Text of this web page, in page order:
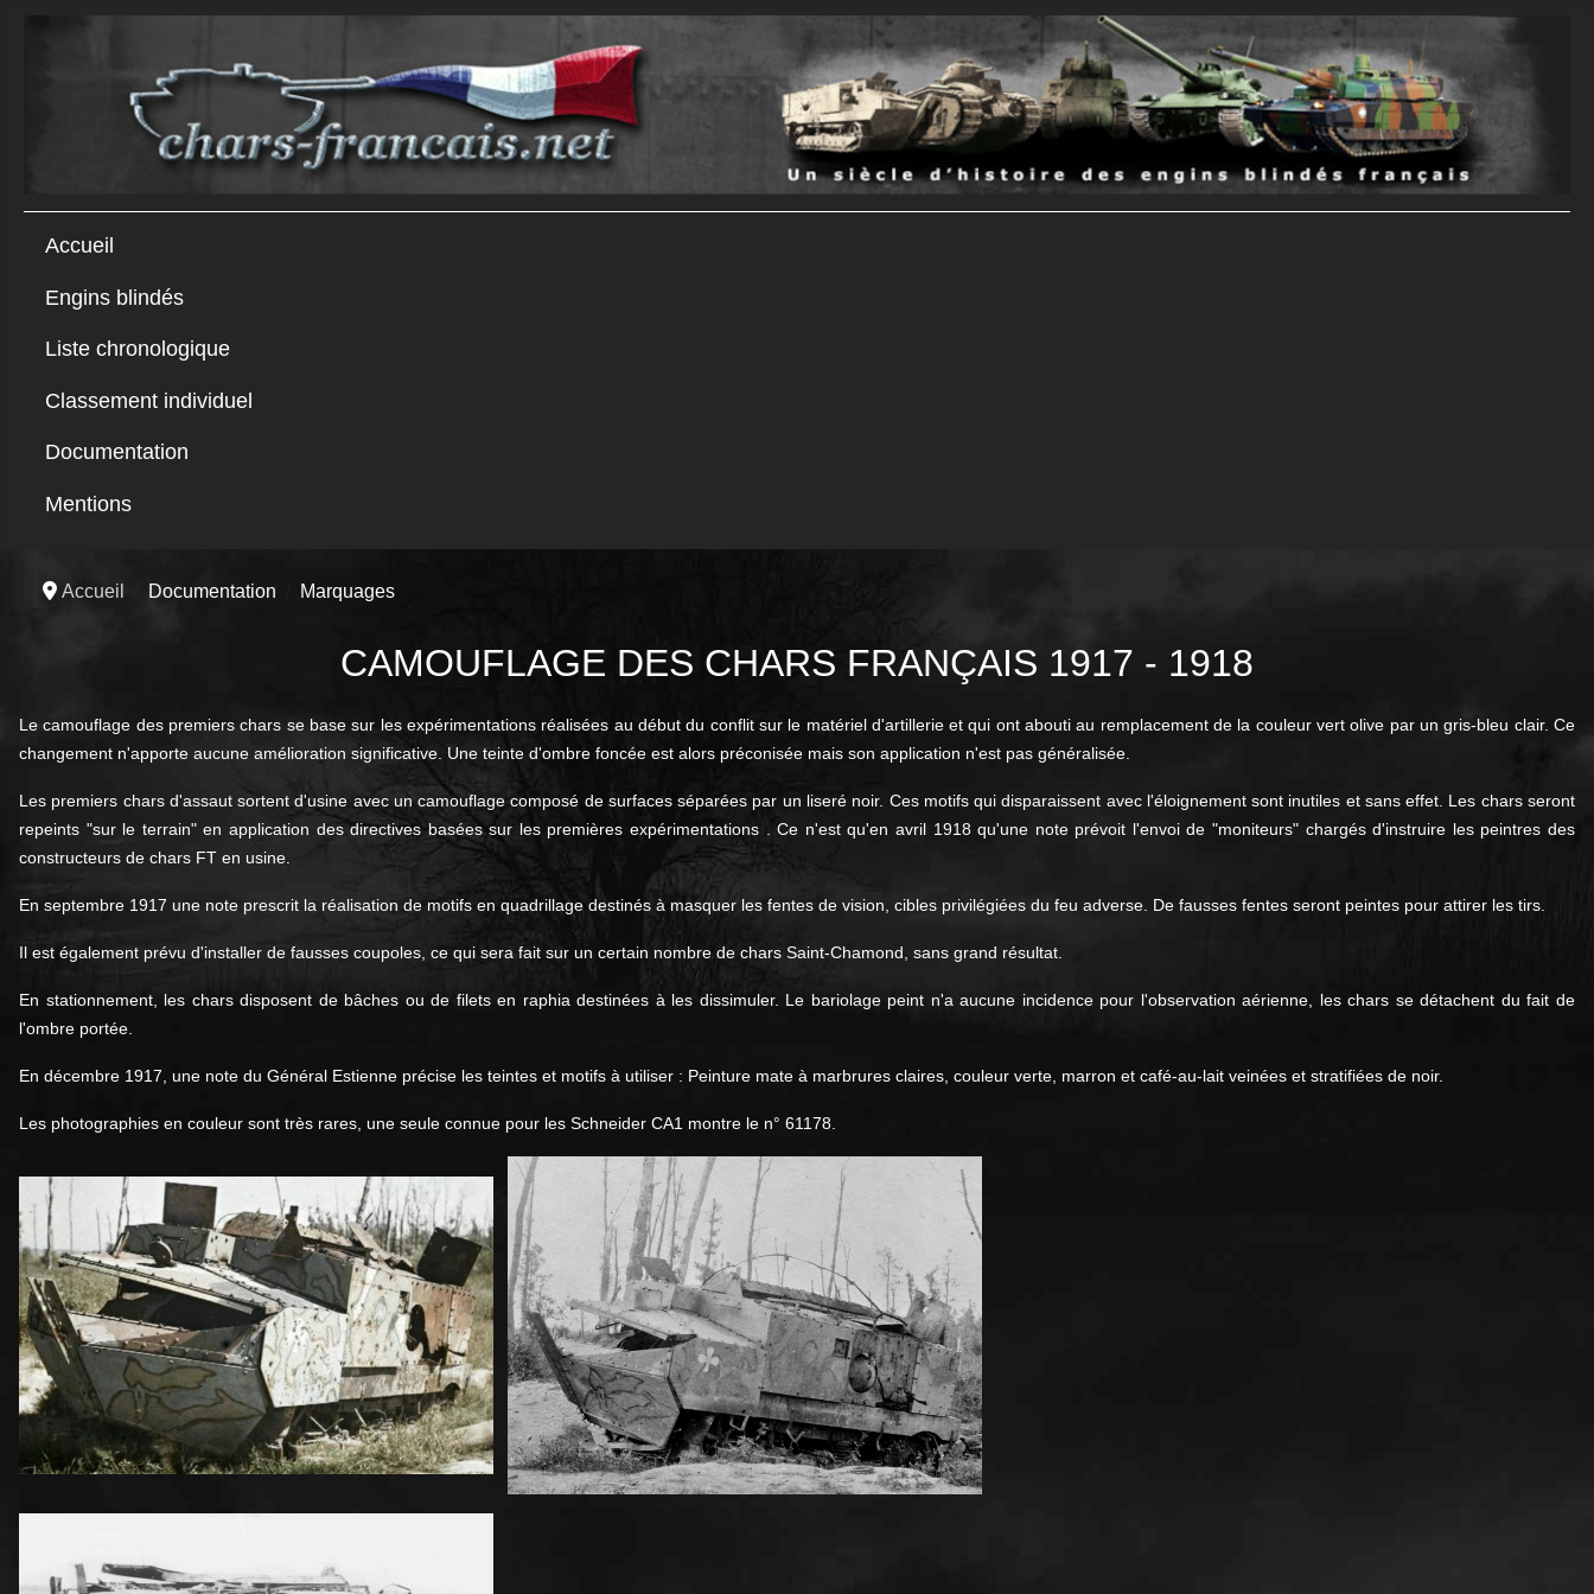
Accueil
Engins blindés
Liste chronologique
Classement individuel
Documentation
Mentions
Accueil Documentation Marquages
CAMOUFLAGE DES CHARS FRANÇAIS 1917 - 1918
Le camouflage des premiers chars se base sur les expérimentations réalisées au début du conflit sur le matériel d'artillerie et qui ont abouti au remplacement de la couleur vert olive par un gris-bleu clair. Ce
changement n'apporte aucune amélioration significative. Une teinte d'ombre foncée est alors préconisée mais son application n'est pas généralisée.
Les premiers chars d'assaut sortent d'usine avec un camouflage composé de surfaces séparées par un liseré noir. Ces motifs qui disparaissent avec l'éloignement sont inutiles et sans effet. Les chars seront
repeints "sur le terrain" en application des directives basées sur les premières expérimentations . Ce n'est qu'en avril 1918 qu'une note prévoit l'envoi de "moniteurs" chargés d'instruire les peintres des
constructeurs de chars FT en usine.
En septembre 1917 une note prescrit la réalisation de motifs en quadrillage destinés à masquer les fentes de vision, cibles privilégiées du feu adverse. De fausses fentes seront peintes pour attirer les tirs.
Il est également prévu d'installer de fausses coupoles, ce qui sera fait sur un certain nombre de chars Saint-Chamond, sans grand résultat.
En stationnement, les chars disposent de bâches ou de filets en raphia destinées à les dissimuler. Le bariolage peint n'a aucune incidence pour l'observation aérienne, les chars se détachent du fait de
l'ombre portée.
En décembre 1917, une note du Général Estienne précise les teintes et motifs à utiliser : Peinture mate à marbrures claires, couleur verte, marron et café-au-lait veinées et stratifiées de noir.
Les photographies en couleur sont très rares, une seule connue pour les Schneider CA1 montre le n° 61178.